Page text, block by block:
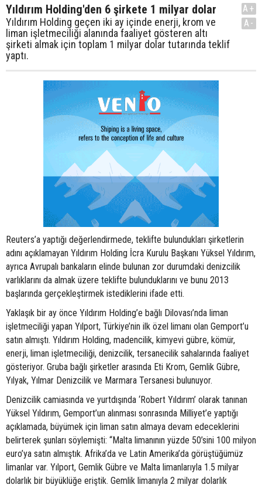
Yıldırım Holding'den 6 şirkete 1 milyar dolar
Yıldırım Holding geçen iki ay içinde enerji, krom ve
liman işletmeciliği alanında faaliyet gösteren altı
şirketi almak için toplam 1 milyar dolar tutarında teklif
yaptı.
A+
A-
Reuters’a yaptığı değerlendirmede, teklifte bulundukları şirketlerin
adını açıklamayan Yıldırım Holding İcra Kurulu Başkanı Yüksel Yıldırım,
ayrıca Avrupalı bankaların elinde bulunan zor durumdaki denizcilik
varlıklarını da almak üzere teklifte bulunduklarını ve bunu 2013
başlarında gerçekleştirmek istediklerini ifade etti.
Yaklaşık bir ay önce Yıldırım Holding’e bağlı Dilovası’nda liman
işletmeciliği yapan Yılport, Türkiye’nin ilk özel limanı olan Gemport’u
satın almıştı. Yıldırım Holding, madencilik, kimyevi gübre, kömür,
enerji, liman işletmeciliği, denizcilik, tersanecilik sahalarında faaliyet
gösteriyor. Gruba bağlı şirketler arasında Eti Krom, Gemlik Gübre,
Yılyak, Yılmar Denizcilik ve Marmara Tersanesi bulunuyor.
Denizcilik camiasında ve yurtdışında ‘Robert Yıldırım’ olarak tanınan
Yüksel Yıldırım, Gemport’un alınması sonrasında Milliyet’e yaptığı
açıklamada, büyümek için liman satın almaya devam edeceklerini
belirterek şunları söylemişti: “Malta limanının yüzde 50’sini 100 milyon
euro’ya satın almıştık. Afrika’da ve Latin Amerika’da görüştüğümüz
limanlar var. Yılport, Gemlik Gübre ve Malta limanlarıyla 1.5 milyar
dolarlık bir büyüklüğe eriştik. Gemlik limanıyla 2 milyar dolarlık